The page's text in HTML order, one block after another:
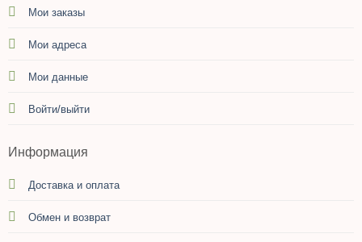
Мои заказы
Мои адреса
Мои данные
Войти/выйти
Информация
Доставка и оплата
Обмен и возврат